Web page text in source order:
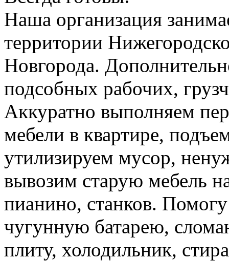
Наша организация
территории
Новгорода.
подсобных рабочих,
Аккуратно выполняем
мебели в квартире,
утилизируем мусор,
вывозим старую мебель
пианино, станков.
чугунную батарею,
плиту, холодильник,